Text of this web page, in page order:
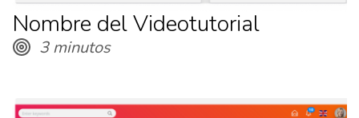
Nombre del Videotutorial
3 minutos